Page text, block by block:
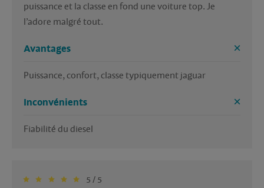
puissance et la classe en fond une voiture top. Je
l’adore malgré tout.
Avantages
Puissance, confort, classe typiquement jaguar
Inconvénients
Fiabilité du diesel
5 / 5